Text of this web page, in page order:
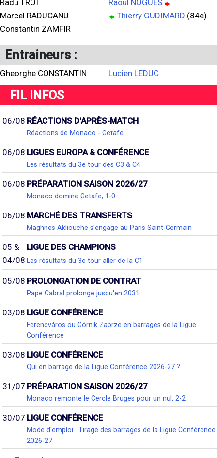
Radu TROI
Marcel RADUCANU
Constantin ZAMFIR
Raoul NOGUES
Thierry GUDIMARD (84e)
Entraineurs :
Gheorghe CONSTANTIN Lucien LEDUC
FIL INFOS
06/08 RÉACTIONS D'APRÈS-MATCH
Réactions de Monaco - Getafe
06/08 LIGUES EUROPA & CONFÉRENCE
Les résultats du 3e tour des C3 & C4
06/08 PRÉPARATION SAISON 2026/27
Monaco domine Getafe, 1-0
06/08 MARCHÉ DES TRANSFERTS
Maghnes Akliouche s'engage au Paris Saint-Germain
05 &
04/08
LIGUE DES CHAMPIONS
Les résultats du 3e tour aller de la C1
05/08 PROLONGATION DE CONTRAT
Pape Cabral prolonge jusqu'en 2031
03/08 LIGUE CONFÉRENCE
Ferencváros ou Górnik Zabrze en barrages de la Ligue
Conférence
03/08 LIGUE CONFÉRENCE
Qui en barrage de la Ligue Conférence 2026-27 ?
31/07 PRÉPARATION SAISON 2026/27
Monaco remonte le Cercle Bruges pour un nul, 2-2
30/07 LIGUE CONFÉRENCE
Mode d'emploi : Tirage des barrages de la Ligue Conférence
2026-27